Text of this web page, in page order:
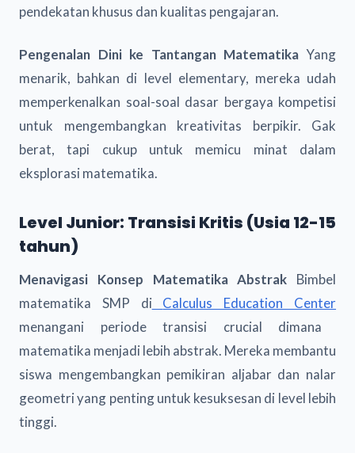
pendekatan khusus dan kualitas pengajaran.
Pengenalan Dini ke Tantangan Matematika Yang
menarik, bahkan di level elementary, mereka udah
memperkenalkan soal-soal dasar bergaya kompetisi
untuk mengembangkan kreativitas berpikir. Gak
berat, tapi cukup untuk memicu minat dalam
eksplorasi matematika.
Level Junior: Transisi Kritis (Usia 12-15
tahun)
Menavigasi Konsep Matematika Abstrak Bimbel
matematika SMP di
Calculus Education Center
menangani periode transisi crucial dimana
matematika menjadi lebih abstrak. Mereka membantu
siswa mengembangkan pemikiran aljabar dan nalar
geometri yang penting untuk kesuksesan di level lebih
tinggi.